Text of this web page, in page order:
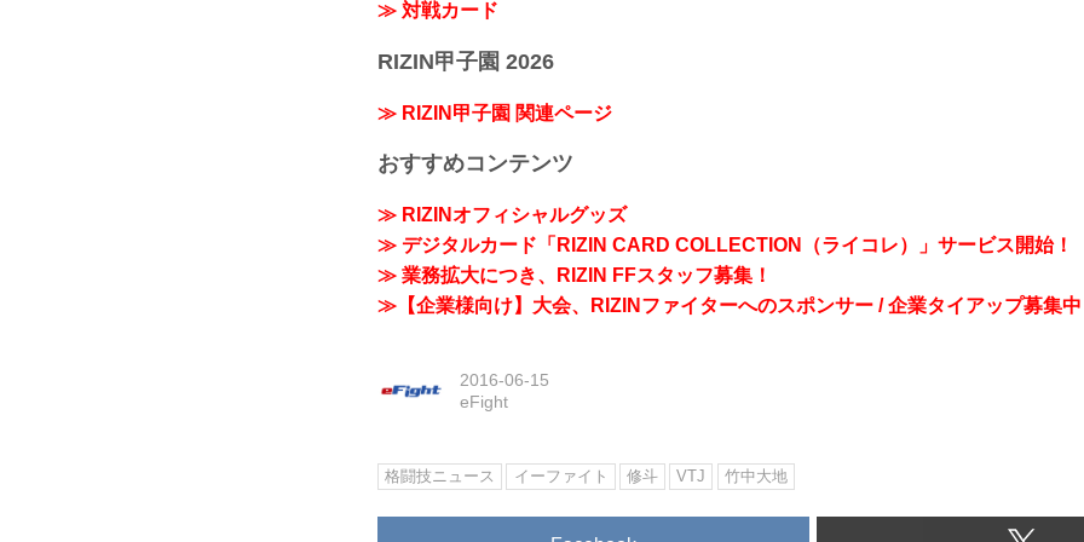
≫ 対戦カード
RIZIN甲子園 2026
≫ RIZIN甲子園 関連ページ
おすすめコンテンツ
≫ RIZINオフィシャルグッズ
≫ デジタルカード「RIZIN CARD COLLECTION（ライコレ）」サービス開始！
≫ 業務拡大につき、RIZIN FFスタッフ募集！
≫【企業様向け】大会、RIZINファイターへのスポンサー / 企業タイアップ募集
2016-06-15
eFight
格闘技ニュース イーファイト 修斗 VTJ 竹中大地